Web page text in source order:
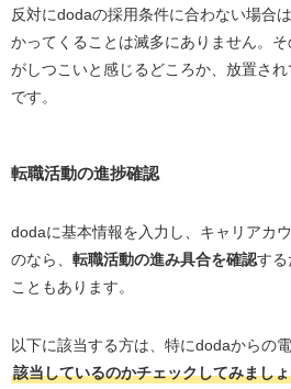
反対にdodaの採用条件に合わない場合
かってくることは滅多にありません。
がしつこいと感じるどころか、放置さ
です。
転職活動の進捗確認
dodaに基本情報を入力し、キャリアカ
のなら、 転職活動の進み具合を確認する
こともあります。
以下に該当する方は、特にdodaからの
該当しているのかチェックしてみまし